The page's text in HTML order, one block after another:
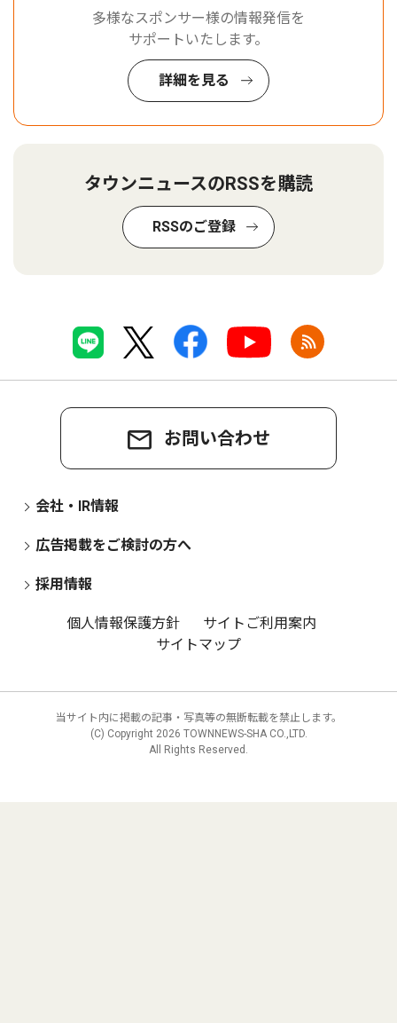
多様なスポンサー様の情報発信を
サポートいたします。
詳細を見る
タウンニュースのRSSを購読
RSSのご登録
お問い合わせ
会社・IR情報
広告掲載をご検討の方へ
採用情報
個人情報保護方針
サイトご利用案内
サイトマップ
当サイト内に掲載の記事・写真等の無断転載を禁止します。
(C) Copyright 2026 TOWNNEWS-SHA CO.,LTD.
All Rights Reserved.